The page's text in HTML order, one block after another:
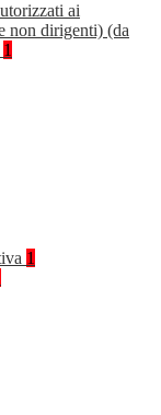
ai
non dirigenti) (da
1
1